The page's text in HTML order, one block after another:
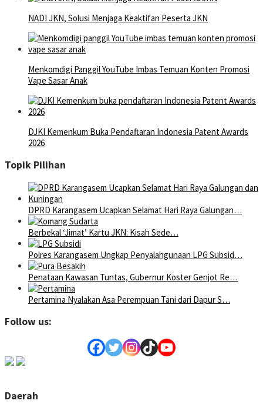
NADI JKN, Solusi Menjaga Keaktifan Peserta JKN
Menkomdigi Panggil YouTube Imbas Temuan Konten Promosi
Vape Sasar Anak
DJKI Kemenkum Buka Pendaftaran Indonesia Patent Awards
2026
Topik Pilihan
DPRD Karangasem Ucapkan Selamat Hari Raya Galungan…
Berbekal ‘Jimat’ Kartu JKN: Kisah Sede…
Polres Karangasem Ungkap Penyalahgunaan LPG Subsid…
Penataan Kawasan Tuntas, Gubernur Koster Genjot Re…
Pertamina Nyalakan Asa Perempuan Tani dari Dapur S…
Follow us:
Daerah